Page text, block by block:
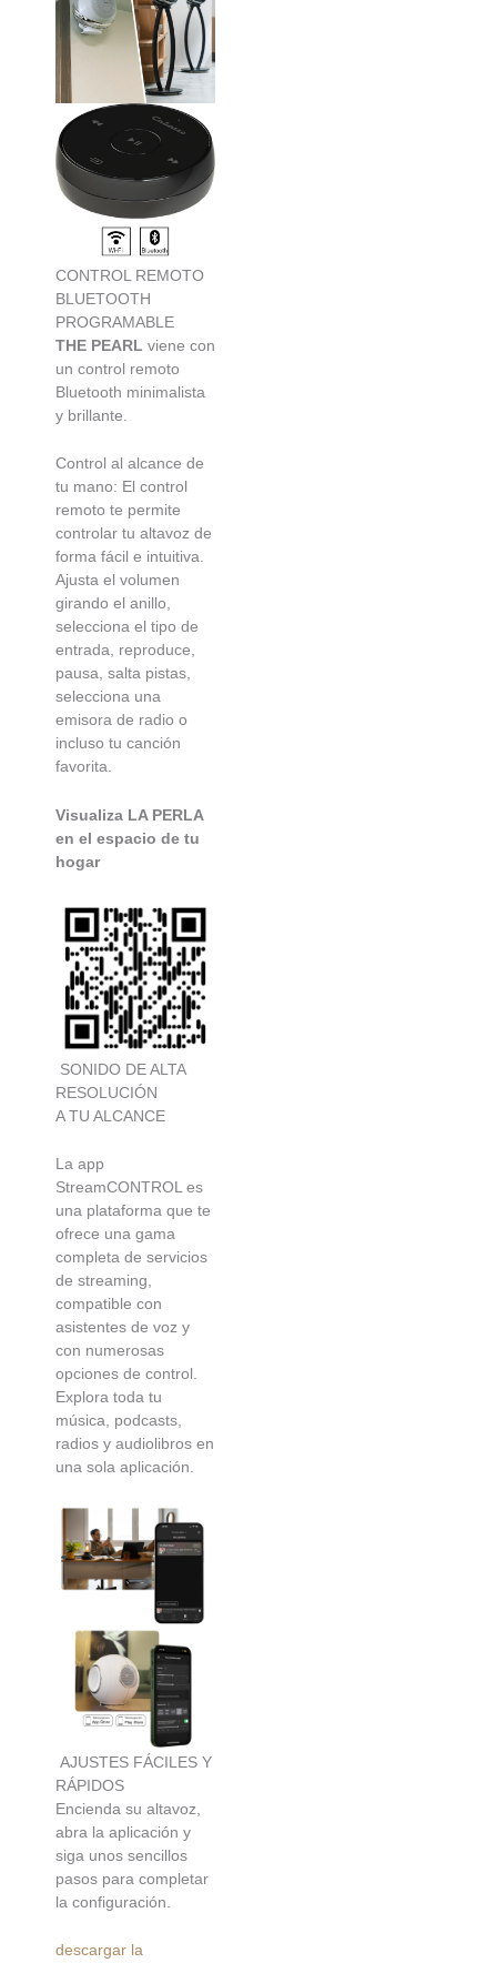
CONTROL REMOTO
BLUETOOTH
PROGRAMABLE
THE PEARL viene con
un control remoto
Bluetooth minimalista
y brillante.
Control al alcance de
tu mano: El control
remoto te permite
controlar tu altavoz de
forma fácil e intuitiva.
Ajusta el volumen
girando el anillo,
selecciona el tipo de
entrada, reproduce,
pausa, salta pistas,
selecciona una
emisora de radio o
incluso tu canción
favorita.
Visualiza LA PERLA
en el espacio de tu
hogar
SONIDO DE ALTA
RESOLUCIÓN
A TU ALCANCE
La app
StreamCONTROL es
una plataforma que te
ofrece una gama
completa de servicios
de streaming,
compatible con
asistentes de voz y
con numerosas
opciones de control.
Explora toda tu
música, podcasts,
radios y audiolibros en
una sola aplicación.
AJUSTES FÁCILES Y
RÁPIDOS
Encienda su altavoz,
abra la aplicación y
siga unos sencillos
pasos para completar
la configuración.
descargar la